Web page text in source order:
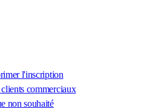
l'inscription
commerciaux
non souhaité